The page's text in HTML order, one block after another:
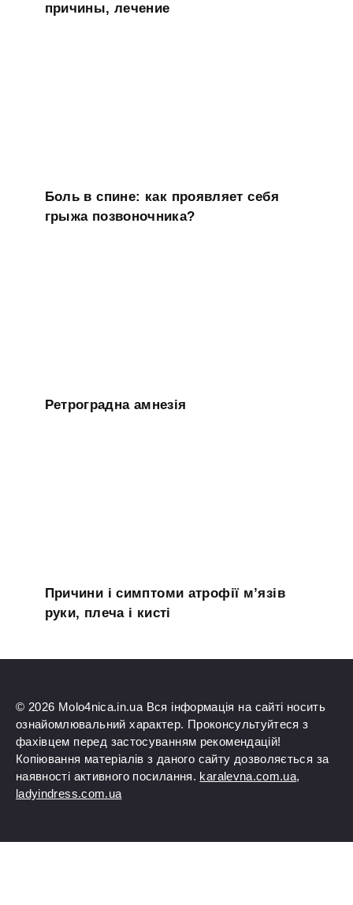
причины, лечение
Боль в спине: как проявляет себя
грыжа позвоночника?
Ретроградна амнезія
Причини і симптоми атрофії м’язів
руки, плеча і кисті
© 2026 Molo4nica.in.ua Вся інформація на сайті носить
ознайомлювальний характер. Проконсультуйтеся з
фахівцем перед застосуванням рекомендацій!
Копіювання матеріалів з даного сайту дозволяється за
наявності активного посилання. karalevna.com.ua,
ladyindress.com.ua